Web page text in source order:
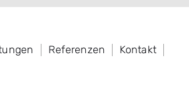
Referenzen
Kontakt